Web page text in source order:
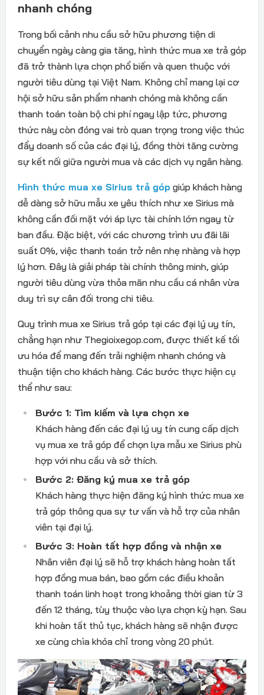
nhanh chóng
Trong bối cảnh nhu cầu sở hữu phương tiện di
chuyển ngày càng gia tăng, hình thức mua xe trả góp
đã trở thành lựa chọn phổ biến và quen thuộc với
người tiêu dùng tại Việt Nam. Không chỉ mang lại cơ
hội sở hữu sản phẩm nhanh chóng mà không cần
thanh toán toàn bộ chi phí ngay lập tức, phương
thức này còn đóng vai trò quan trọng trong việc thúc
đẩy doanh số của các đại lý, đồng thời tăng cường
sự kết nối giữa người mua và các dịch vụ ngân hàng.
Hình thức mua xe Sirius trả góp giúp khách hàng
dễ dàng sở hữu mẫu xe yêu thích như xe Sirius mà
không cần đối mặt với áp lực tài chính lớn ngay từ
ban đầu. Đặc biệt, với các chương trình ưu đãi lãi
suất 0%, việc thanh toán trở nên nhẹ nhàng và hợp
lý hơn. Đây là giải pháp tài chính thông minh, giúp
người tiêu dùng vừa thỏa mãn nhu cầu cá nhân vừa
duy trì sự cân đối trong chi tiêu.
Quy trình mua xe Sirius trả góp tại các đại lý uy tín,
chẳng hạn như Thegioixegop.com, được thiết kế tối
ưu hóa để mang đến trải nghiệm nhanh chóng và
thuận tiện cho khách hàng. Các bước thực hiện cụ
thể như sau:
Bước 1: Tìm kiếm và lựa chọn xe
Khách hàng đến các đại lý uy tín cung cấp dịch
vụ mua xe trả góp để chọn lựa mẫu xe Sirius phù
hợp với nhu cầu và sở thích.
Bước 2: Đăng ký mua xe trả góp
Khách hàng thực hiện đăng ký hình thức mua xe
trả góp thông qua sự tư vấn và hỗ trợ của nhân
viên tại đại lý.
Bước 3: Hoàn tất hợp đồng và nhận xe
Nhân viên đại lý sẽ hỗ trợ khách hàng hoàn tất
hợp đồng mua bán, bao gồm các điều khoản
thanh toán linh hoạt trong khoảng thời gian từ 3
đến 12 tháng, tùy thuộc vào lựa chọn kỳ hạn. Sau
khi hoàn tất thủ tục, khách hàng sẽ nhận được
xe cùng chìa khóa chỉ trong vòng 20 phút.